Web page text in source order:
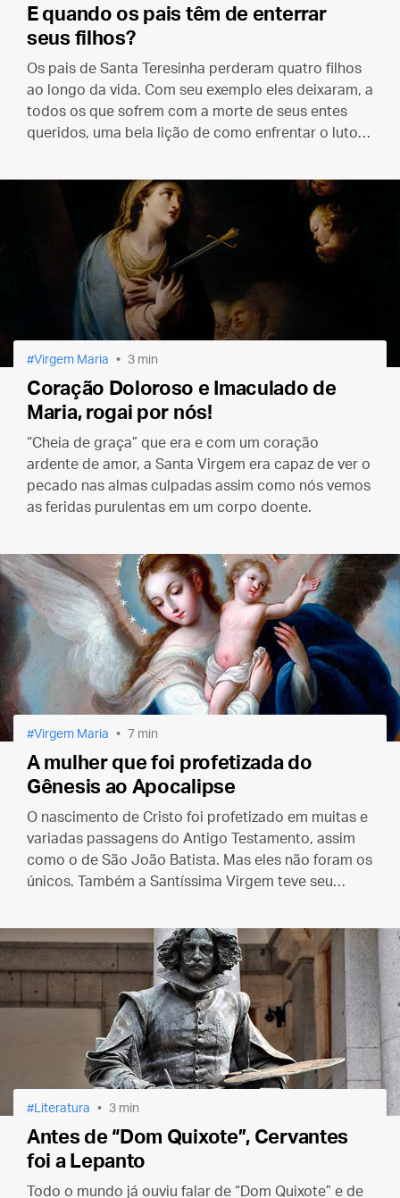
E quando os pais têm de enterrar
seus filhos?
Os pais de Santa Teresinha perderam quatro filhos
ao longo da vida. Com seu exemplo eles deixaram, a
todos os que sofrem com a morte de seus entes
queridos, uma bela lição de como enfrentar o luto e
Virgem Maria 3 min
Coração Doloroso e Imaculado de
Maria, rogai por nós!
“Cheia de graça” que era e com um coração
ardente de amor, a Santa Virgem era capaz de ver o
pecado nas almas culpadas assim como nós vemos
as feridas purulentas em um corpo doente.
Virgem Maria 7 min
A mulher que foi profetizada do
Gênesis ao Apocalipse
O nascimento de Cristo foi profetizado em muitas e
variadas passagens do Antigo Testamento, assim
como o de São João Batista. Mas eles não foram os
únicos. Também a Santíssima Virgem teve seu
Literatura 3 min
Antes de “Dom Quixote”, Cervantes
foi a Lepanto
Todo o mundo já ouviu falar de “Dom Quixote” e de